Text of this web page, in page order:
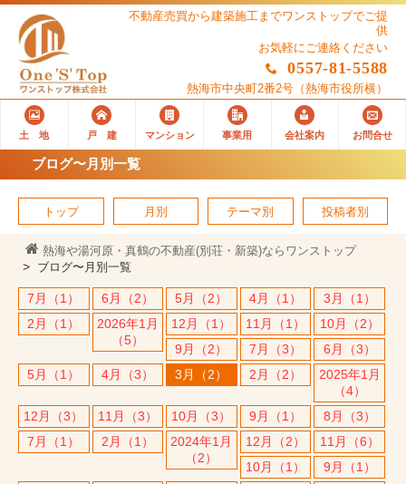
不動産売買から建築施工までワンストップでご提
供
お気軽にご連絡ください
0557-81-5588
熱海市中央町2番2号 （熱海市役所横）
土 地 戸 建 マンション 事業用 会社案内 お問合せ
ブログ〜月別一覧
トップ 月別 テーマ別 投稿者別
熱海や湯河原・真鶴の不動産(別荘・新築)ならワンストップ
ブログ〜月別一覧
7月（1） 6月（2） 5月（2） 4月（1）
3月（1）
2月（1）
2026年1月
（5）
12月（1） 11月（1）
10月（2）
9月（2）
7月（3）
6月（3）
5月（1）
4月（3） 3月（2） 2月（2）
2025年1月
（4）
12月（3）
11月（3） 10月（3） 9月（1）
8月（3）
7月（1）
2月（1）
2024年1月
（2）
12月（2）
11月（6）
10月（1）
9月（1）